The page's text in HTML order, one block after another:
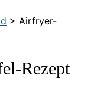
> Airfryer-
Rezept